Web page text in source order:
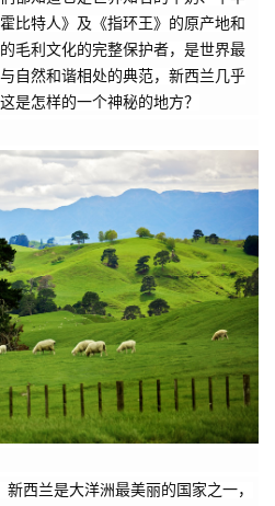
比特人》及《指环王》的原产地和
毛利文化的完整保护者，是世界最
自然和谐相处的典范，新西兰几乎
是怎样的一个神秘的地方？
西兰是大洋洲最美丽的国家之一，